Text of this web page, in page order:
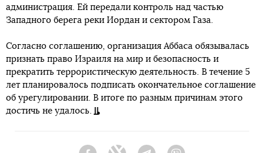
администрация. Ей передали контроль над частью
Западного берега реки Иордан и сектором Газа.
Согласно соглашению, организация Аббаса обязывалась
признать право Израиля на мир и безопасность и
прекратить террористическую деятельность. В течение 5
лет планировалось подписать окончательное соглашение
об урегулировании. В итоге по разным причинам этого
достичь не удалось.